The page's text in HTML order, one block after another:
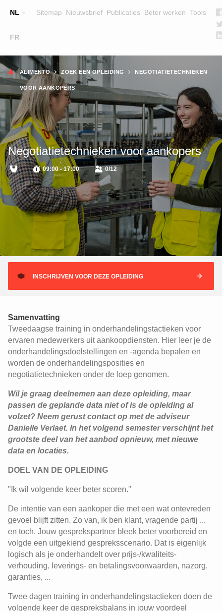
NL
FR
Sitemap Nieuwsbrief Publicaties Beter werken Tools
Main
navigation
OPLEIDINGEN
LESGEVERS
WIE ZIJN WE
TEAM
CONTACT
ZOEK EEN OPLEIDING
Kruimelpad
ALIMENTO ZOEK EEN OPLEIDING NEGOTIATIETECHNIEKEN
VOOR AANKOPERS
Negotiatietechnieken voor aankopers
09:00 - 17:00 0/12
INSCHRIJVEN VOOR DEZE OPLEIDING
Samenvatting
Tweedaagse training in onderhandelingstactieken voor
ervaren medewerkers uit aankoopdiensten. Hier leer je de
onderhandelingsdoelstellingen en -agenda bepalen en
worden de onderhandelingsposities en
negotiatietechnieken onder de loep genomen.
Wil je graag deelnemen aan deze opleiding, maar
passen de geplande data niet of is de opleiding al
volzet? Neem gerust contact op met de adviseur
Danielle Verlaet. In het volgend semester verschijnt het
grootste deel van het aanbod opnieuw, met nieuwe
data en locaties.
DOEL VAN DE OPLEIDING
"Ik wil volgende keer beter scoren."
De intentie van een aankoper die met een wat ontevreden
gevoel blijft zitten. Zo van, ik ben klant, vragende partij ...
en toch. Jouw gesprekspartner bleek beter voorbereid en
volgde een uitgekiend gespreksscenario. Dat is eigenlijk
logisch als je onderhandelt over prijs-/kwaliteits-
verhouding, leverings- en betalingsvoorwaarden, nazorg,
garanties, ...
Twee dagen training in onderhandelingstactieken doen de
volgende keer de gespreksbalans in jouw voordeel